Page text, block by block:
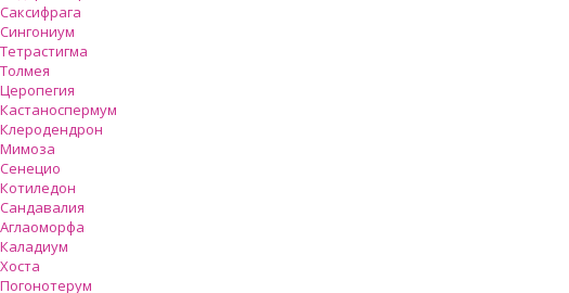
Саксифрага
Сингониум
Тетрастигма
Толмея
Церопегия
Кастаноспермум
Клеродендрон
Мимоза
Сенецио
Котиледон
Сандавалия
Аглаоморфа
Каладиум
Хоста
Погонотерум